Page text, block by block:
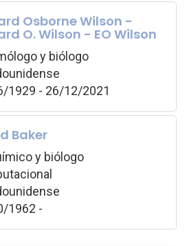
Osborne Wilson -
O. Wilson - EO Wilson
y biólogo
1929 - 26/12/2021
Baker
y biólogo
1962 -